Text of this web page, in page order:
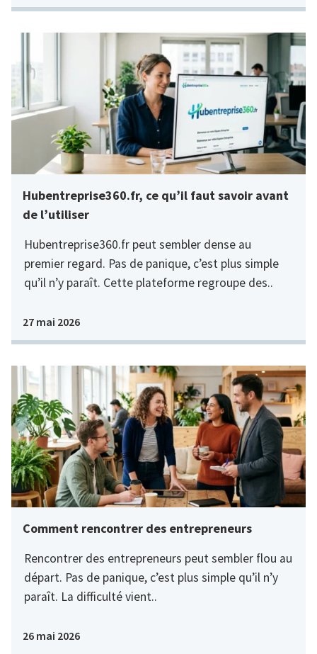
Hubentreprise360.fr, ce qu’il faut savoir avant
de l’utiliser
Hubentreprise360.fr peut sembler dense au
premier regard. Pas de panique, c’est plus simple
qu’il n’y paraît. Cette plateforme regroupe des..
27 mai 2026
Comment rencontrer des entrepreneurs
Rencontrer des entrepreneurs peut sembler flou au
départ. Pas de panique, c’est plus simple qu’il n’y
paraît. La difficulté vient..
26 mai 2026